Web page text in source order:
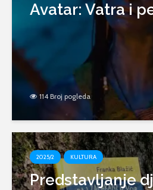
Avatar: Vatra i
114 Broj pogleda
2025/2 KULTURA
Predstavljanje